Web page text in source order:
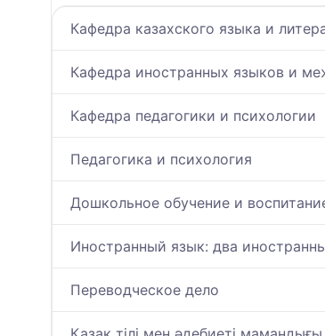
Кафедра казахского языка и
Кафедра иностранных языков и
Кафедра педагогики и психологии
Педагогика и психология
Дошкольное обучение и
Иностранный язык: два
Переводческое дело